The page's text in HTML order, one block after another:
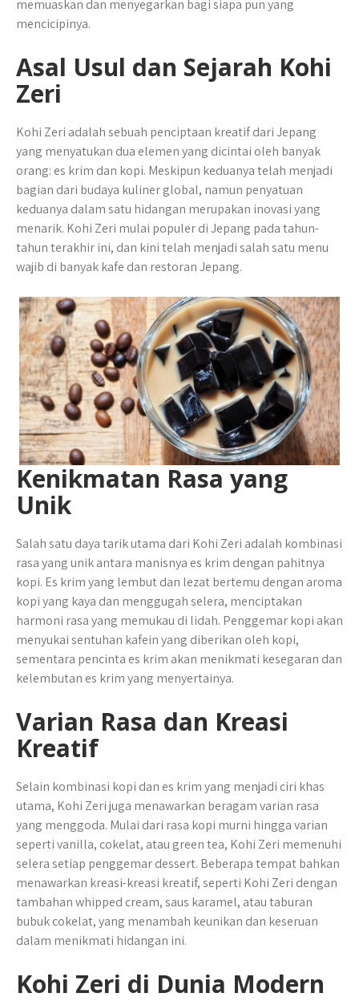
memuaskan dan menyegarkan bagi siapa pun yang
mencicipinya.
Asal Usul dan Sejarah Kohi
Zeri
Kohi Zeri adalah sebuah penciptaan kreatif dari Jepang
yang menyatukan dua elemen yang dicintai oleh banyak
orang: es krim dan kopi. Meskipun keduanya telah menjadi
bagian dari budaya kuliner global, namun penyatuan
keduanya dalam satu hidangan merupakan inovasi yang
menarik. Kohi Zeri mulai populer di Jepang pada tahun-
tahun terakhir ini, dan kini telah menjadi salah satu menu
wajib di banyak kafe dan restoran Jepang.
Kenikmatan Rasa yang
Unik
Salah satu daya tarik utama dari Kohi Zeri adalah kombinasi
rasa yang unik antara manisnya es krim dengan pahitnya
kopi. Es krim yang lembut dan lezat bertemu dengan aroma
kopi yang kaya dan menggugah selera, menciptakan
harmoni rasa yang memukau di lidah. Penggemar kopi akan
menyukai sentuhan kafein yang diberikan oleh kopi,
sementara pencinta es krim akan menikmati kesegaran dan
kelembutan es krim yang menyertainya.
Varian Rasa dan Kreasi
Kreatif
Selain kombinasi kopi dan es krim yang menjadi ciri khas
utama, Kohi Zeri juga menawarkan beragam varian rasa
yang menggoda. Mulai dari rasa kopi murni hingga varian
seperti vanilla, cokelat, atau green tea, Kohi Zeri memenuhi
selera setiap penggemar dessert. Beberapa tempat bahkan
menawarkan kreasi-kreasi kreatif, seperti Kohi Zeri dengan
tambahan whipped cream, saus karamel, atau taburan
bubuk cokelat, yang menambah keunikan dan keseruan
dalam menikmati hidangan ini.
Kohi Zeri di Dunia Modern